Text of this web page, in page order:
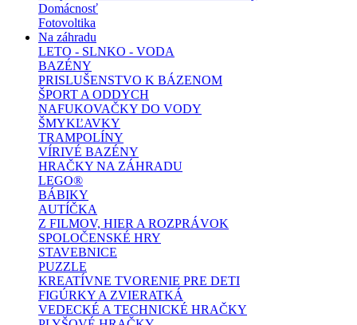
Domácnosť
Fotovoltika
Na záhradu
LETO - SLNKO - VODA
BAZÉNY
PRISLUŠENSTVO K BÁZENOM
ŠPORT A ODDYCH
NAFUKOVAČKY DO VODY
ŠMYKĽAVKY
TRAMPOLÍNY
VÍRIVÉ BAZÉNY
HRAČKY NA ZÁHRADU
LEGO®
BÁBIKY
AUTÍČKA
Z FILMOV, HIER A ROZPRÁVOK
SPOLOČENSKÉ HRY
STAVEBNICE
PUZZLE
KREATÍVNE TVORENIE PRE DETI
FIGÚRKY A ZVIERATKÁ
VEDECKÉ A TECHNICKÉ HRAČKY